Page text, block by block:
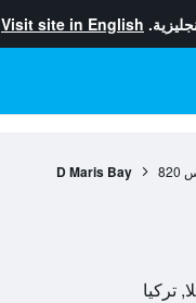
Visit site in English
820
D Maris Bay